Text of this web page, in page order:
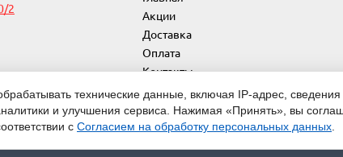
2
Акции
Доставка
Оплата
Контакты
технические данные, включая IP-адрес, сведения
и улучшения сервиса. Нажимая «Принять», вы
с Согласием на обработку персональных данных